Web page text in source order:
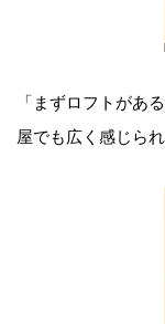
「まずロフトがあ
屋でも広く感じら